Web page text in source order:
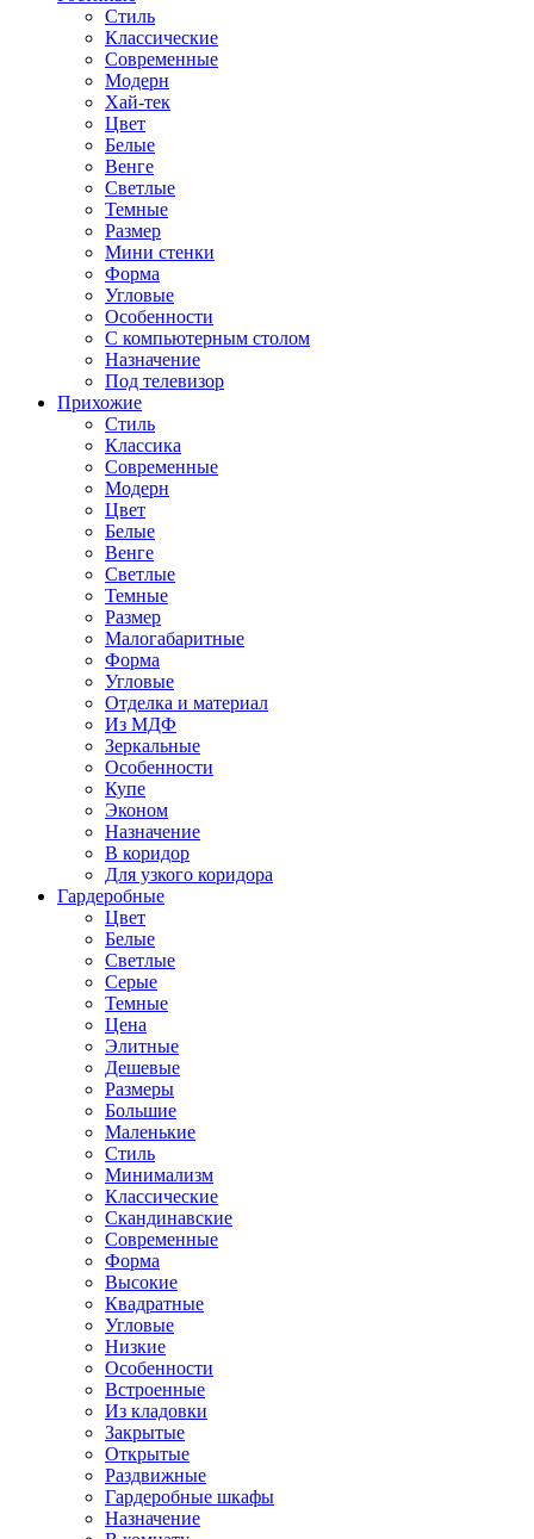
Стиль
Классические
Современные
Модерн
Хай-тек
Цвет
Белые
Венге
Светлые
Темные
Размер
Мини стенки
Форма
Угловые
Особенности
С компьютерным столом
Назначение
Под телевизор
Прихожие
Стиль
Классика
Современные
Модерн
Цвет
Белые
Венге
Светлые
Темные
Размер
Малогабаритные
Форма
Угловые
Отделка и материал
Из МДФ
Зеркальные
Особенности
Купе
Эконом
Назначение
В коридор
Для узкого коридора
Гардеробные
Цвет
Белые
Светлые
Серые
Темные
Цена
Элитные
Дешевые
Размеры
Большие
Маленькие
Стиль
Минимализм
Классические
Скандинавские
Современные
Форма
Высокие
Квадратные
Угловые
Низкие
Особенности
Встроенные
Из кладовки
Закрытые
Открытые
Раздвижные
Гардеробные шкафы
Назначение